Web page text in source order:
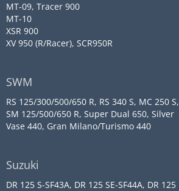
MT-09, Tracer 900
MT-10
XSR 900
XV 950 (R/Racer), SCR950R
SWM
RS 125/300/500/650 R, RS 340 S, MC 250 S,
SM 125/500/650 R, Super Dual 650, Silver
Vase 440, Gran Milano/Turismo 440
Suzuki
DR 125 S-SF43A, DR 125 SE-SF44A, DR 125